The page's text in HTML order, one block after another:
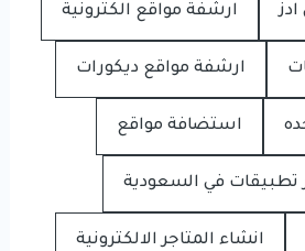
ارشفة مواقع الكترونية
ارشفة مواقع ديكورات
استضافة مواقع
في السعودية
انشاء المتاجر الالكترونية